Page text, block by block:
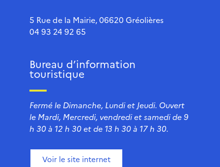
5 Rue de la Mairie, 06620 Gréolières
04 93 24 92 65
Bureau d’information
touristique
Fermé le Dimanche, Lundi et Jeudi. Ouvert
le Mardi, Mercredi, vendredi et samedi de 9
h 30 à 12 h 30 et de 13 h 30 à 17 h 30.
Voir le site internet